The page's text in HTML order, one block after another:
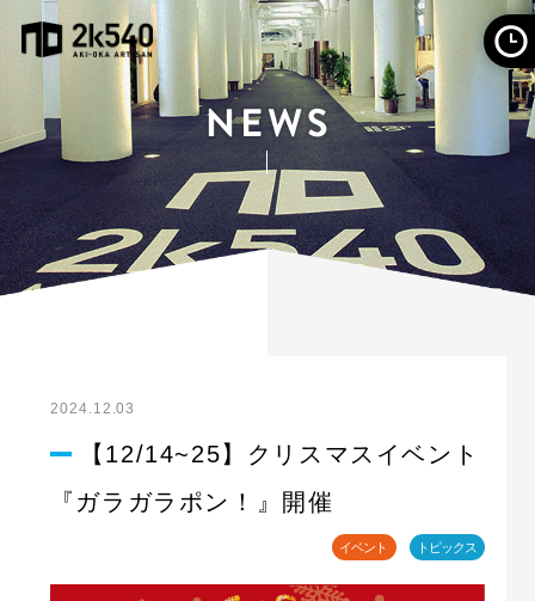
2024.12.03
【12/14~25】クリスマスイベント
『ガラガラポン！』開催
イベント トピックス